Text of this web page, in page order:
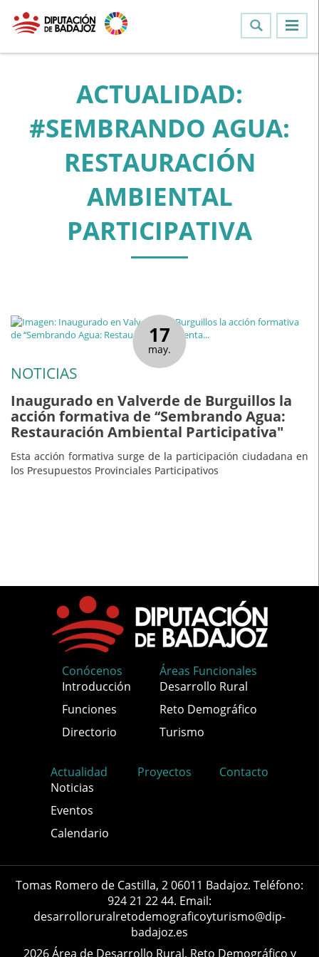
ACTUALIDAD:
#SEMBRANDO AGUA:
RESTAURACIÓN
AMBIENTAL
PARTICIPATIVA
17
may.
NOTICIAS
Inaugurado en Valverde de Burguillos la
acción formativa de ‘‘Sembrando Agua:
Restauración Ambiental Participativa"
Esta acción formativa surge de la participación ciudadana en
los Presupuestos Provinciales Participativos
Conócenos
Introducción
Funciones
Directorio
Áreas Funcionales
Desarrollo Rural
Reto Demográfico
Turismo
Actualidad
Noticias
Eventos
Calendario
Proyectos Contacto
Tomas Romero de Castilla, 2 06011 Badajoz. Teléfono:
924 21 22 44. Email:
desarrolloruralretodemograficoyturismo@dip-
badajoz.es
2026 Área de Desarrollo Rural, Reto Demográfico y